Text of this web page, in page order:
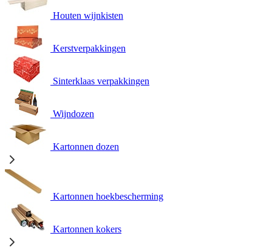
Houten wijnkisten
Kerstverpakkingen
Sinterklaas verpakkingen
Wijndozen
Kartonnen dozen
Kartonnen hoekbescherming
Kartonnen kokers